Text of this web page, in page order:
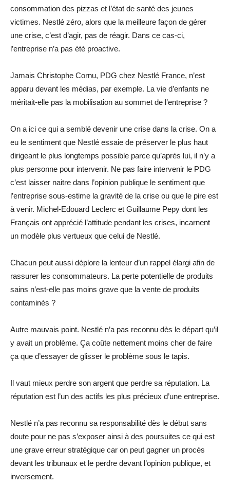
consommation des pizzas et l’état de santé des jeunes
victimes. Nestlé zéro, alors que la meilleure façon de gérer
une crise, c’est d’agir, pas de réagir. Dans ce cas-ci,
l’entreprise n’a pas été proactive.
Jamais Christophe Cornu, PDG chez Nestlé France, n’est
apparu devant les médias, par exemple. La vie d’enfants ne
méritait-elle pas la mobilisation au sommet de l’entreprise ?
On a ici ce qui a semblé devenir une crise dans la crise. On a
eu le sentiment que Nestlé essaie de préserver le plus haut
dirigeant le plus longtemps possible parce qu’après lui, il n’y a
plus personne pour intervenir. Ne pas faire intervenir le PDG
c’est laisser naitre dans l’opinion publique le sentiment que
l’entreprise sous-estime la gravité de la crise ou que le pire est
à venir. Michel-Edouard Leclerc et Guillaume Pepy dont les
Français ont apprécié l’attitude pendant les crises, incarnent
un modèle plus vertueux que celui de Nestlé.
Chacun peut aussi déplore la lenteur d’un rappel élargi afin de
rassurer les consommateurs. La perte potentielle de produits
sains n’est-elle pas moins grave que la vente de produits
contaminés ?
Autre mauvais point. Nestlé n’a pas reconnu dès le départ qu’il
y avait un problème. Ça coûte nettement moins cher de faire
ça que d’essayer de glisser le problème sous le tapis.
Il vaut mieux perdre son argent que perdre sa réputation. La
réputation est l’un des actifs les plus précieux d’une entreprise.
Nestlé n’a pas reconnu sa responsabilité dès le début sans
doute pour ne pas s’exposer ainsi à des poursuites ce qui est
une grave erreur stratégique car on peut gagner un procès
devant les tribunaux et le perdre devant l’opinion publique, et
inversement.